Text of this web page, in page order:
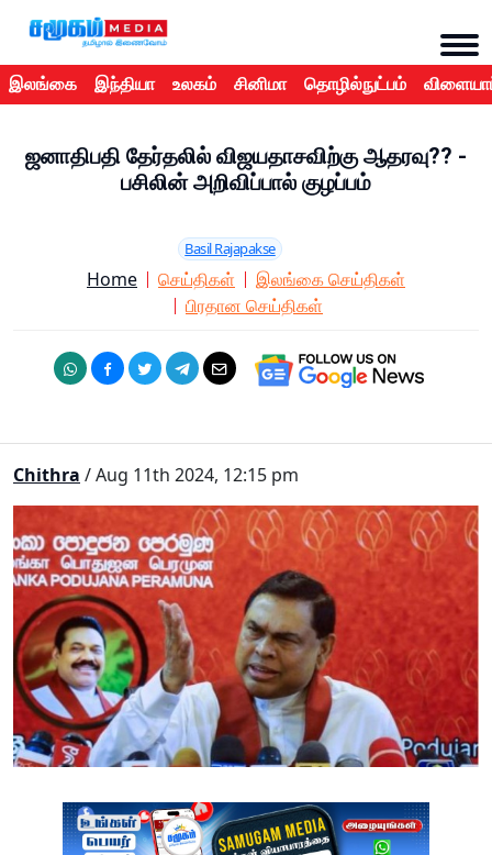
இலங்கை இந்தியா உலகம் சினிமா தொழில்நுட்பம்
ஜனாதிபதி தேர்தலில் விஜயதாசவிற்கு ஆதரவு?? -
பசிலின் அறிவிப்பால் குழப்பம்
Basil Rajapakse
Home செய்திகள்
இலங்கை செய்திகள்
பிரதான செய்திகள்
Chithra / Aug 11th 2024, 12:15 pm